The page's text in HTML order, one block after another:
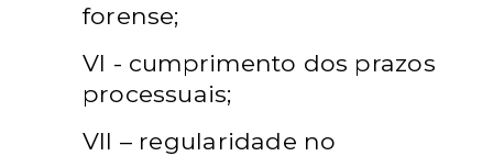
forense;
VI - cumprimento dos prazos
processuais;
VII – regularidade no